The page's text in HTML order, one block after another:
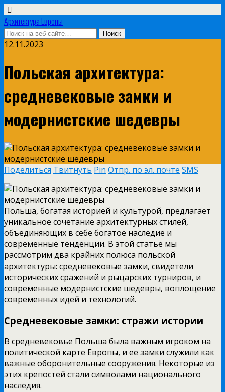
Архитектура Европы
12.11.2023
Польская архитектура:
средневековые замки и
модернистские шедевры
Поделиться Твитнуть Pin Отпр. по эл. почте SMS
Польша, богатая историей и культурой, предлагает
уникальное сочетание архитектурных стилей,
объединяющих в себе богатое наследие и
современные тенденции. В этой статье мы
рассмотрим два крайних полюса польской
архитектуры: средневековые замки, свидетели
исторических сражений и рыцарских турниров, и
современные модернистские шедевры, воплощение
современных идей и технологий.
Средневековые замки: стражи истории
В средневековье Польша была важным игроком на
политической карте Европы, и ее замки служили как
важные оборонительные сооружения. Некоторые из
этих крепостей стали символами национального
наследия.